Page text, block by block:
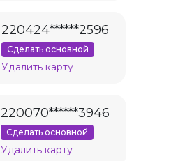
220424******2596
Сделать основной
Удалить карту
220070******3946
Сделать основной
Удалить карту